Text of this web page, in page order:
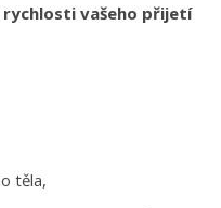
vašeho přijetí
těla,